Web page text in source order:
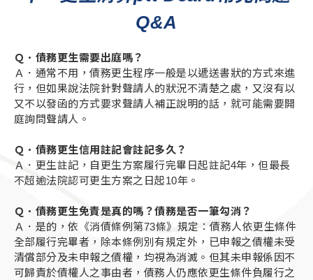
Q&A
Ｑ．債務更生需要出庭嗎？
Ａ．通常不用，債務更生程序一般是以遞送書狀的方式來進
行，但如果說法院針對聲請人的狀況不清楚之處，又沒有以
又不以發函的方式要求聲請人補正說明的話，就可能需要開
庭詢問聲請人。
Ｑ．債務更生信用註記會註記多久？
Ａ．更生註記，自更生方案履行完畢日起註記4年，但最長
不超逾法院認可更生方案之日起10年。
Ｑ．債務更生免責是真的嗎？債務是否一筆勾消？
Ａ．是的，依《消債條例第73條》規定：債務人依更生條件
全部履行完畢者，除本條例別有規定外，已申報之債權未受
清償部分及未申報之債權，均視為消滅。但其未申報係因不
可歸責於債權人之事由者，債務人仍應依更生條件負履行之